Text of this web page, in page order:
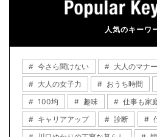
人気のキーワ
今さら聞けない 大人のマナー
大人の女子力
おうち時間
100均
趣味 仕事も家
キャリアアップ
診断